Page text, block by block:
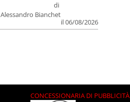
di
Alessandro Bianchet
il 06/08/2026
CONCESSIONARIA DI PUBBLICITÀ